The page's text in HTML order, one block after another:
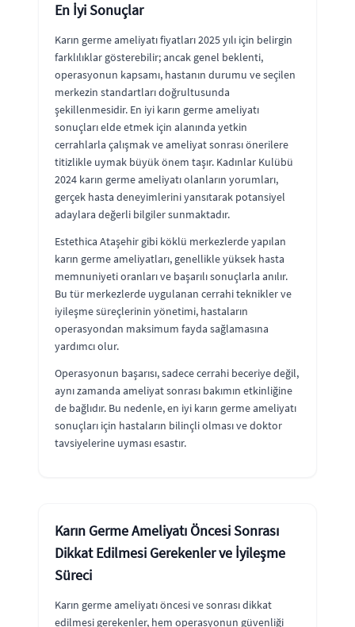
En İyi Sonuçlar
Karın germe ameliyatı fiyatları 2025 yılı için belirgin
farklılıklar gösterebilir; ancak genel beklenti,
operasyonun kapsamı, hastanın durumu ve seçilen
merkezin standartları doğrultusunda
şekillenmesidir. En iyi karın germe ameliyatı
sonuçları elde etmek için alanında yetkin
cerrahlarla çalışmak ve ameliyat sonrası önerilere
titizlikle uymak büyük önem taşır. Kadınlar Kulübü
2024 karın germe ameliyatı olanların yorumları,
gerçek hasta deneyimlerini yansıtarak potansiyel
adaylara değerli bilgiler sunmaktadır.
Estethica Ataşehir gibi köklü merkezlerde yapılan
karın germe ameliyatları, genellikle yüksek hasta
memnuniyeti oranları ve başarılı sonuçlarla anılır.
Bu tür merkezlerde uygulanan cerrahi teknikler ve
iyileşme süreçlerinin yönetimi, hastaların
operasyondan maksimum fayda sağlamasına
yardımcı olur.
Operasyonun başarısı, sadece cerrahi beceriye değil,
aynı zamanda ameliyat sonrası bakımın etkinliğine
de bağlıdır. Bu nedenle, en iyi karın germe ameliyatı
sonuçları için hastaların bilinçli olması ve doktor
tavsiyelerine uyması esastır.
Karın Germe Ameliyatı Öncesi Sonrası
Dikkat Edilmesi Gerekenler ve İyileşme
Süreci
Karın germe ameliyatı öncesi ve sonrası dikkat
edilmesi gerekenler, hem operasyonun güvenliği